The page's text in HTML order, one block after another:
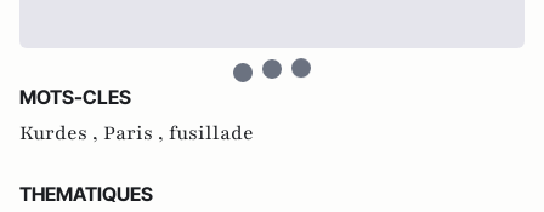
MOTS-CLES
Kurdes , Paris , fusillade
THEMATIQUES